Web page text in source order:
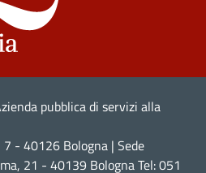
pubblica di servizi alla
7 - 40126 Bologna | Sede
21 - 40139 Bologna Tel: 051